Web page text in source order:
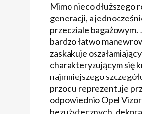
Mimo nieco dłuższego
generacji, a
przedziale bagażowym.
bardzo łatwo
zaskakuje
charakteryzującym się
najmniejszego
przodu reprezentuje
odpowiednio Opel
bezużytecznych,